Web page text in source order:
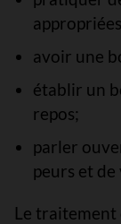
avoir une
établir un
repos;
parler
peurs et
Le traitement